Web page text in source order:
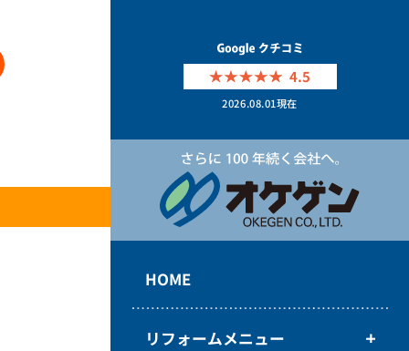
4.5
2026.08.01現在
HOME
リフォームメニュー